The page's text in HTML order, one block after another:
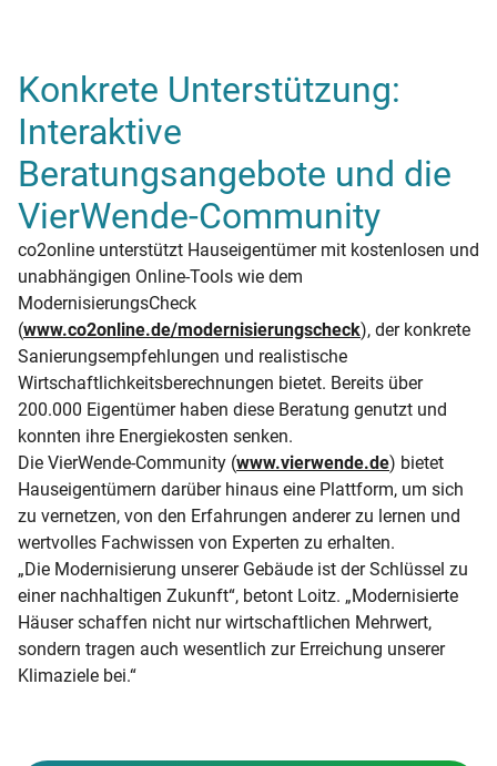
Konkrete Unterstützung:
Interaktive
Beratungsangebote und die
VierWende-Community
co2online unterstützt Hauseigentümer mit kostenlosen und
unabhängigen Online-Tools wie dem
ModernisierungsCheck
(www.co2online.de/modernisierungscheck), der konkrete
Sanierungsempfehlungen und realistische
Wirtschaftlichkeitsberechnungen bietet. Bereits über
200.000 Eigentümer haben diese Beratung genutzt und
konnten ihre Energiekosten senken.
Die VierWende-Community (www.vierwende.de) bietet
Hauseigentümern darüber hinaus eine Plattform, um sich
zu vernetzen, von den Erfahrungen anderer zu lernen und
wertvolles Fachwissen von Experten zu erhalten.
„Die Modernisierung unserer Gebäude ist der Schlüssel zu
einer nachhaltigen Zukunft“, betont Loitz. „Modernisierte
Häuser schaffen nicht nur wirtschaftlichen Mehrwert,
sondern tragen auch wesentlich zur Erreichung unserer
Klimaziele bei.“